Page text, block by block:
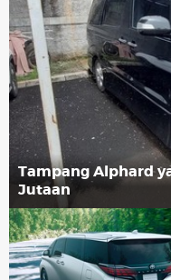
Tampang Alphard
Jutaan